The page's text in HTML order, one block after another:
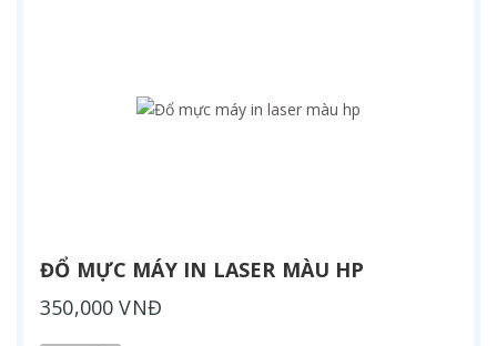
ĐỔ MỰC MÁY IN LASER MÀU HP
350,000 VNĐ